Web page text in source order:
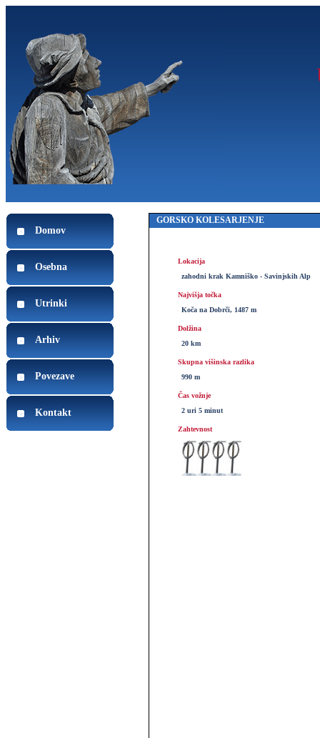
Domov
Osebna
Utrinki
Arhiv
Povezave
Kontakt
GORSKO KOLESARJENJE
Lokacija
zahodni krak Kamniško - Savinjskih Alp
Najvišja točka
Koča na Dobrči, 1487 m
Dolžina
20 km
Skupna višinska razlika
990 m
Čas vožnje
2 uri 5 minut
Zahtevnost